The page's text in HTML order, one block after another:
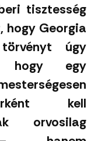
tisztesség
hogy Georgia
úgy
hogy egy
kell
orvosilag